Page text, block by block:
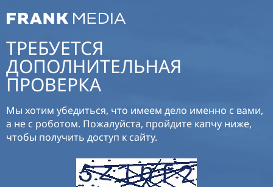
ТРЕБУЕТСЯ
ДОПОЛНИТЕЛЬНАЯ
ПРОВЕРКА
Мы хотим убедиться, что имеем дело именно с вами,
а не с роботом. Пожалуйста, пройдите капчу ниже,
чтобы получить доступ к сайту.